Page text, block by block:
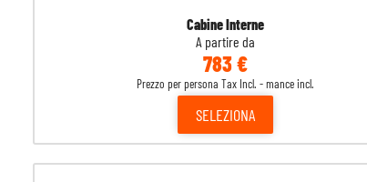
Cabine Interne
A partire da
783 €
Prezzo per persona Tax Incl. - mance incl.
SELEZIONA